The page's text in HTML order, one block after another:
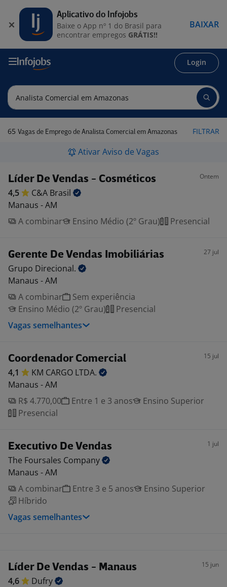
Login
65 Vagas de Emprego de Analista Comercial em Amazonas FILTRAR
Ativar Aviso de Vagas
Líder De Vendas - Cosméticos Ontem
4,5 C&A Brasil
Manaus - AM
A combinar
Ensino Médio (2º Grau) Presencial
Gerente De Vendas Imobiliárias 27 jul
Grupo Direcional.
Manaus - AM
A combinar
Sem experiência
Ensino Médio (2º Grau)
Presencial
Vagas semelhantes
Coordenador Comercial 15 jul
4,1 KM CARGO LTDA.
Manaus - AM
R$ 4.770,00
Entre 1 e 3 anos
Ensino Superior
Presencial
Executivo De Vendas 1 jul
The Foursales Company
Manaus - AM
A combinar
Entre 3 e 5 anos
Ensino Superior
Híbrido
Vagas semelhantes
Líder De Vendas - Manaus 15 jun
4,6
Dufry
Aplicativo do Infojobs
Baixe o App nº 1 do Brasil para
encontrar empregos GRÁTIS!!
BAIXAR